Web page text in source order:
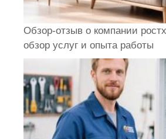
Обзор-отзыв о компании
обзор услуг и опыта работы